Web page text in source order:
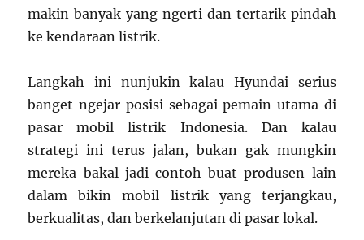
makin banyak yang ngerti dan tertarik pindah
ke kendaraan listrik.
Langkah ini nunjukin kalau Hyundai serius
banget ngejar posisi sebagai pemain utama di
pasar mobil listrik Indonesia. Dan kalau
strategi ini terus jalan, bukan gak mungkin
mereka bakal jadi contoh buat produsen lain
dalam bikin mobil listrik yang terjangkau,
berkualitas, dan berkelanjutan di pasar lokal.